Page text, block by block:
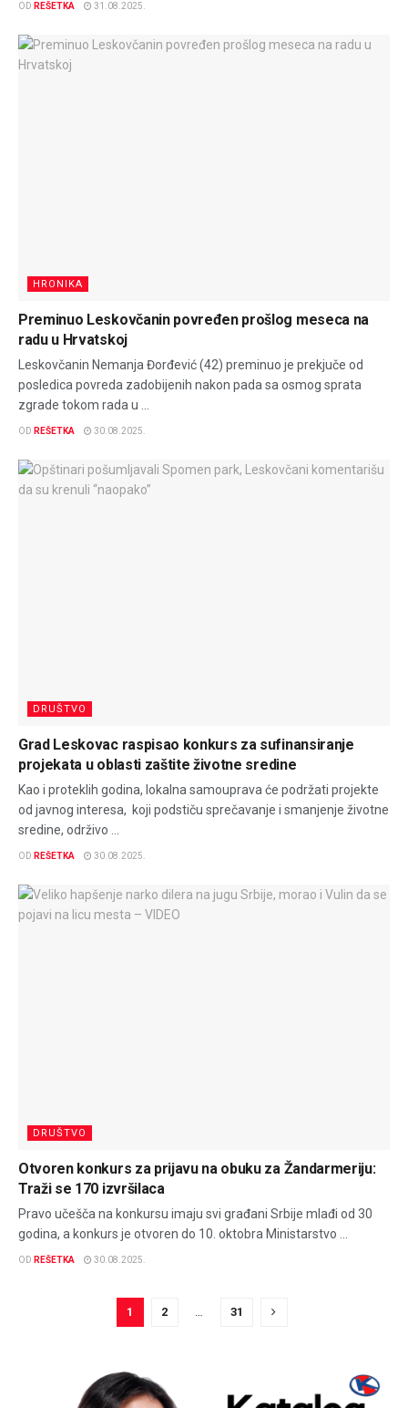
OD REŠETKA 31.08.2025.
HRONIKA
Preminuo Leskovčanin povređen prošlog meseca na
radu u Hrvatskoj
Leskovčanin Nemanja Đorđević (42) preminuo je prekjuče od
posledica povreda zadobijenih nakon pada sa osmog sprata
zgrade tokom rada u ...
OD REŠETKA 30.08.2025.
DRUŠTVO
Grad Leskovac raspisao konkurs za sufinansiranje
projekata u oblasti zaštite životne sredine
Kao i proteklih godina, lokalna samouprava će podržati projekte
od javnog interesa, koji podstiču sprečavanje i smanjenje životne
sredine, održivo ...
OD REŠETKA 30.08.2025.
DRUŠTVO
Otvoren konkurs za prijavu na obuku za Žandarmeriju:
Traži se 170 izvršilaca
Pravo učešča na konkursu imaju svi građani Srbije mlađi od 30
godina, a konkurs je otvoren do 10. oktobra Ministarstvo ...
OD REŠETKA 30.08.2025.
1 2 … 31